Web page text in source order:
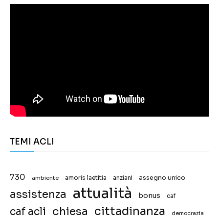
TEMI ACLI
730 ambiente amoris laetitia anziani assegno unico
assistenza attualità bonus caf
caf acli chiesa cittadinanza democrazia